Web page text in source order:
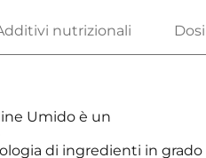
Umido è un
di ingredienti in grado